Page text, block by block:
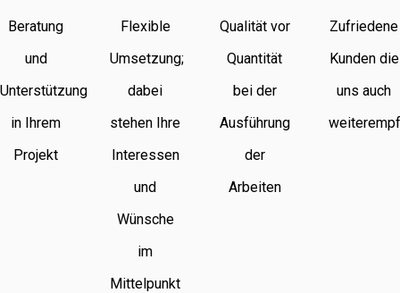
Beratung
und
Unterstützung
in Ihrem
Projekt
Flexible
Umsetzung;
dabei
stehen Ihre
Interessen
und
Wünsche
im
Mittelpunkt
Qualität vor
Quantität
bei der
Ausführung
der
Arbeiten
Zufriedene
Kunden die
uns auch